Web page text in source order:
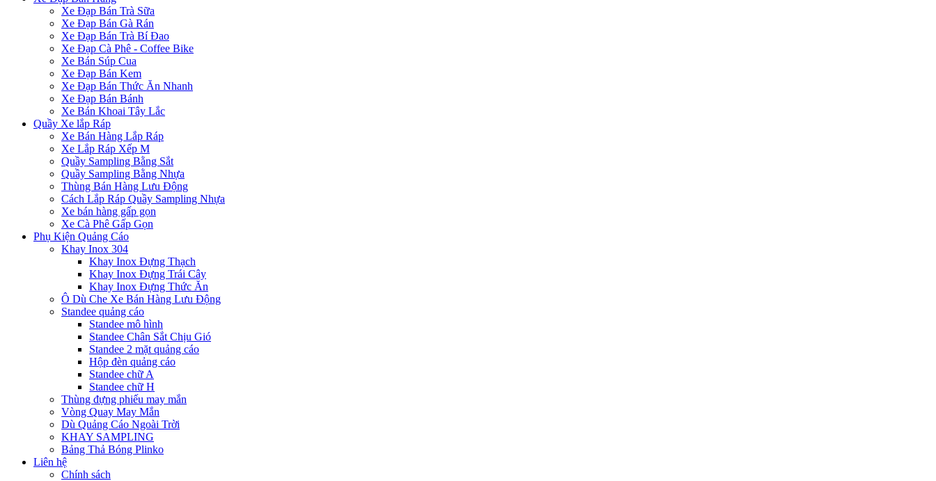
Xe Đạp Bán Trà Sữa
Xe Đạp Bán Gà Rán
Xe Đạp Bán Trà Bí Đao
Xe Đạp Cà Phê - Coffee Bike
Xe Bán Súp Cua
Xe Đạp Bán Kem
Xe Đạp Bán Thức Ăn Nhanh
Xe Đạp Bán Bánh
Xe Bán Khoai Tây Lắc
Quầy Xe lắp Ráp
Xe Bán Hàng Lắp Ráp
Xe Lắp Ráp Xếp M
Quầy Sampling Bằng Sắt
Quầy Sampling Bằng Nhựa
Thùng Bán Hàng Lưu Động
Cách Lắp Ráp Quầy Sampling Nhựa
Xe bán hàng gấp gọn
Xe Cà Phê Gấp Gọn
Phụ Kiện Quảng Cáo
Khay Inox 304
Khay Inox Đựng Thạch
Khay Inox Đựng Trái Cây
Khay Inox Đựng Thức Ăn
Ô Dù Che Xe Bán Hàng Lưu Động
Standee quảng cáo
Standee mô hình
Standee Chân Sắt Chịu Gió
Standee 2 mặt quảng cáo
Hộp đèn quảng cáo
Standee chữ A
Standee chữ H
Thùng đựng phiếu may mắn
Vòng Quay May Mắn
Dù Quảng Cáo Ngoài Trời
KHAY SAMPLING
Bảng Thả Bóng Plinko
Liên hệ
Chính sách